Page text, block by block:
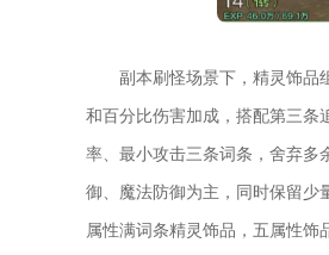
副本刷怪场景下，精灵饰品
和百分比伤害加成，搭配第三条
率、最小攻击三条词条，舍弃多
御、魔法防御为主，同时保留少
属性满词条精灵饰品，五属性饰